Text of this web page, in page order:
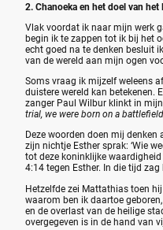
2. Chanoeka en het doel van het
Vlak voordat ik naar mijn werk
begin ik te zappen tot ik bij het
echt goed na te denken besluit
van de wereld aan mijn ogen
Soms vraag ik mijzelf weleens
duistere wereld kan betekenen.
zanger Paul Wilbur klinkt in
trial, we were born on a
Deze woorden doen mij
zijn nichtje Esther sprak: ‘Wie
tot deze koninklijke
4:14 tegen Esther. In die tijd
Hetzelfde zei Mattathias toen
waarom ben ik daartoe
en de overlast van de heilige
overgegeven is in de hand van